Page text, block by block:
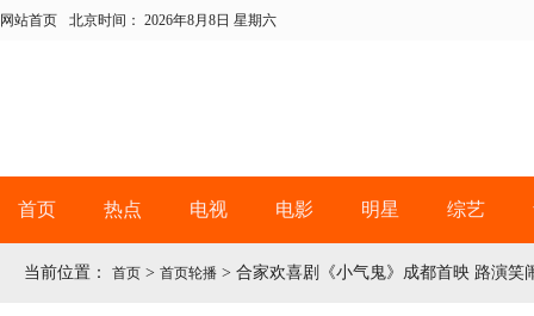
网站首页 北京时间： 2026年8月8日 星期六
首页 热点 电视 电影 明星 综艺
当前位置： 首页 > 首页轮播 > 合家欢喜剧《小气鬼》成都首映 路演笑